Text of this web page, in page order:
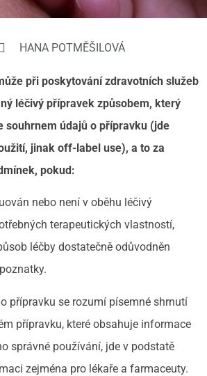
HANA POTMĚŠILOVÁ
při poskytování zdravotních služeb
léčivý přípravek způsobem, který
souhrnem údajů o přípravku (jde
jinak off-label use), a to za
pokud:
nebo není v oběhu léčivý
terapeutických vlastností,
léčby dostatečně odůvodněn
přípravku se rozumí písemné shrnutí
přípravku, které obsahuje informace
správné používání, jde v podstatě
zejména pro lékaře a farmaceuty.